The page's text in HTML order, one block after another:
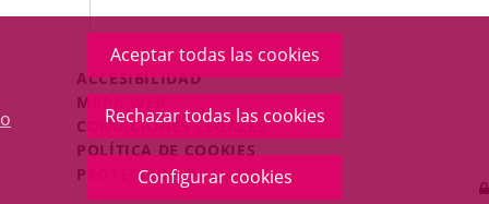
Aceptar todas las cookies
Rechazar todas las cookies
Configurar cookies
APLICACIÓN
EXTERNA.
APLICACIÓN
EXTERNA.
APLICACIÓN
EXTERNA.
Menú
Legal
Footer
ACCESIBILIDAD
MAPA WEB
CONDICIONES LEGALES
POLÍTICA DE COOKIES
PROTECCIÓN DE DATOS